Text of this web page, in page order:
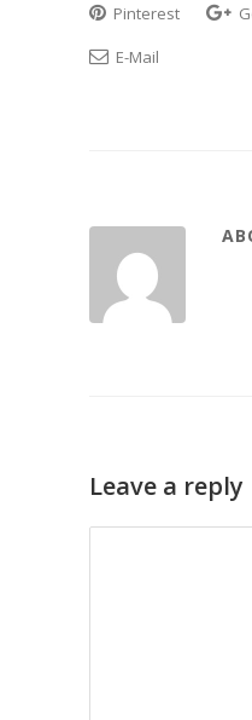
Pinterest
E-Mail
Leave a reply